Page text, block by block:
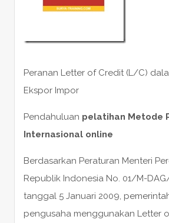
Peranan Letter of Credit (L/C)
Ekspor Impor
Pendahuluan pelatihan Metode
Internasional online
Berdasarkan Peraturan Menteri
Republik Indonesia No. 01/M-
tanggal 5 Januari 2009,
pengusaha menggunakan Letter